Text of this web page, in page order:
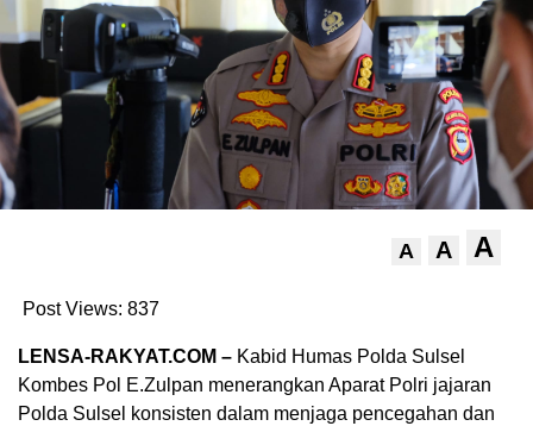
A A A
Post Views: 837
LENSA-RAKYAT.COM – Kabid Humas Polda Sulsel
Kombes Pol E.Zulpan menerangkan Aparat Polri jajaran
Polda Sulsel konsisten dalam menjaga pencegahan dan